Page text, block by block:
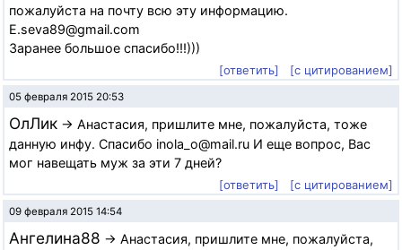
пожалуйста на почту всю эту информацию.
E.seva89@gmail.com
Заранее большое спасибо!!!)))
[ответить] [с цитированием]
05 февраля 2015 20:53
ОлЛик → Анастасия, пришлите мне, пожалуйста, тоже
данную инфу. Спасибо inola_o@mail.ru И еще вопрос, Вас
мог навещать муж за эти 7 дней?
[ответить] [с цитированием]
09 февраля 2015 14:54
Ангелина88 → Анастасия, пришлите мне, пожалуйста,